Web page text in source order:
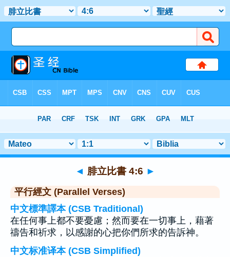
> 聖經金句 6
◄ 腓立比書 4:6 ►
平行經文 (Parallel Verses)
中文標準譯本 (CSB Traditional)
在任何事上都不要憂慮；然而要在一切事上，藉著
禱告和祈求，以感謝的心把你們所求的告訴神。
中文标准译本 (CSB Simplified)